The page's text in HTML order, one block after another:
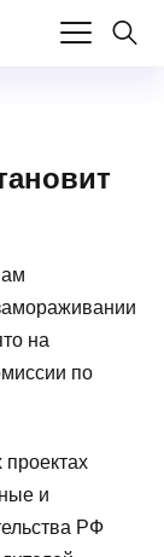
на
по
и
РФ